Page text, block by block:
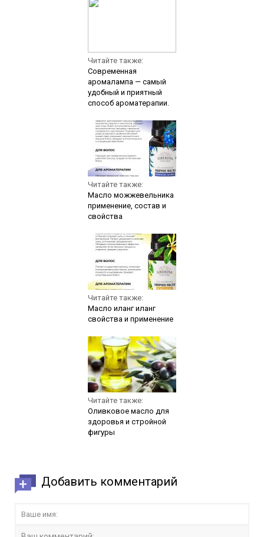
Читайте также:
Современная
аромалампа — самый
удобный и приятный
способ ароматерапии.
Читайте также:
Масло можжевельника
применение, состав и
свойства
Читайте также:
Масло иланг иланг
свойства и применение
Читайте также:
Оливковое масло для
здоровья и стройной
фигуры
Добавить комментарий